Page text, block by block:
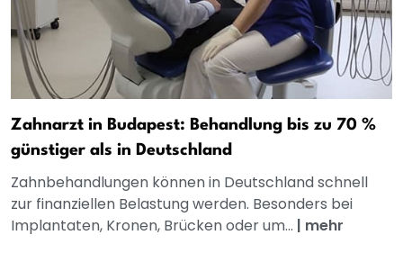
Zahnarzt in Budapest: Behandlung bis zu 70 %
günstiger als in Deutschland
Zahnbehandlungen können in Deutschland schnell
zur finanziellen Belastung werden. Besonders bei
Implantaten, Kronen, Brücken oder um... | mehr